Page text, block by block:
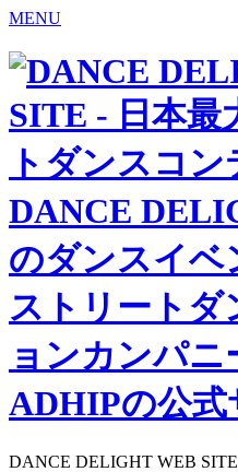
MENU
DANCE DELIGHT WEB SITE